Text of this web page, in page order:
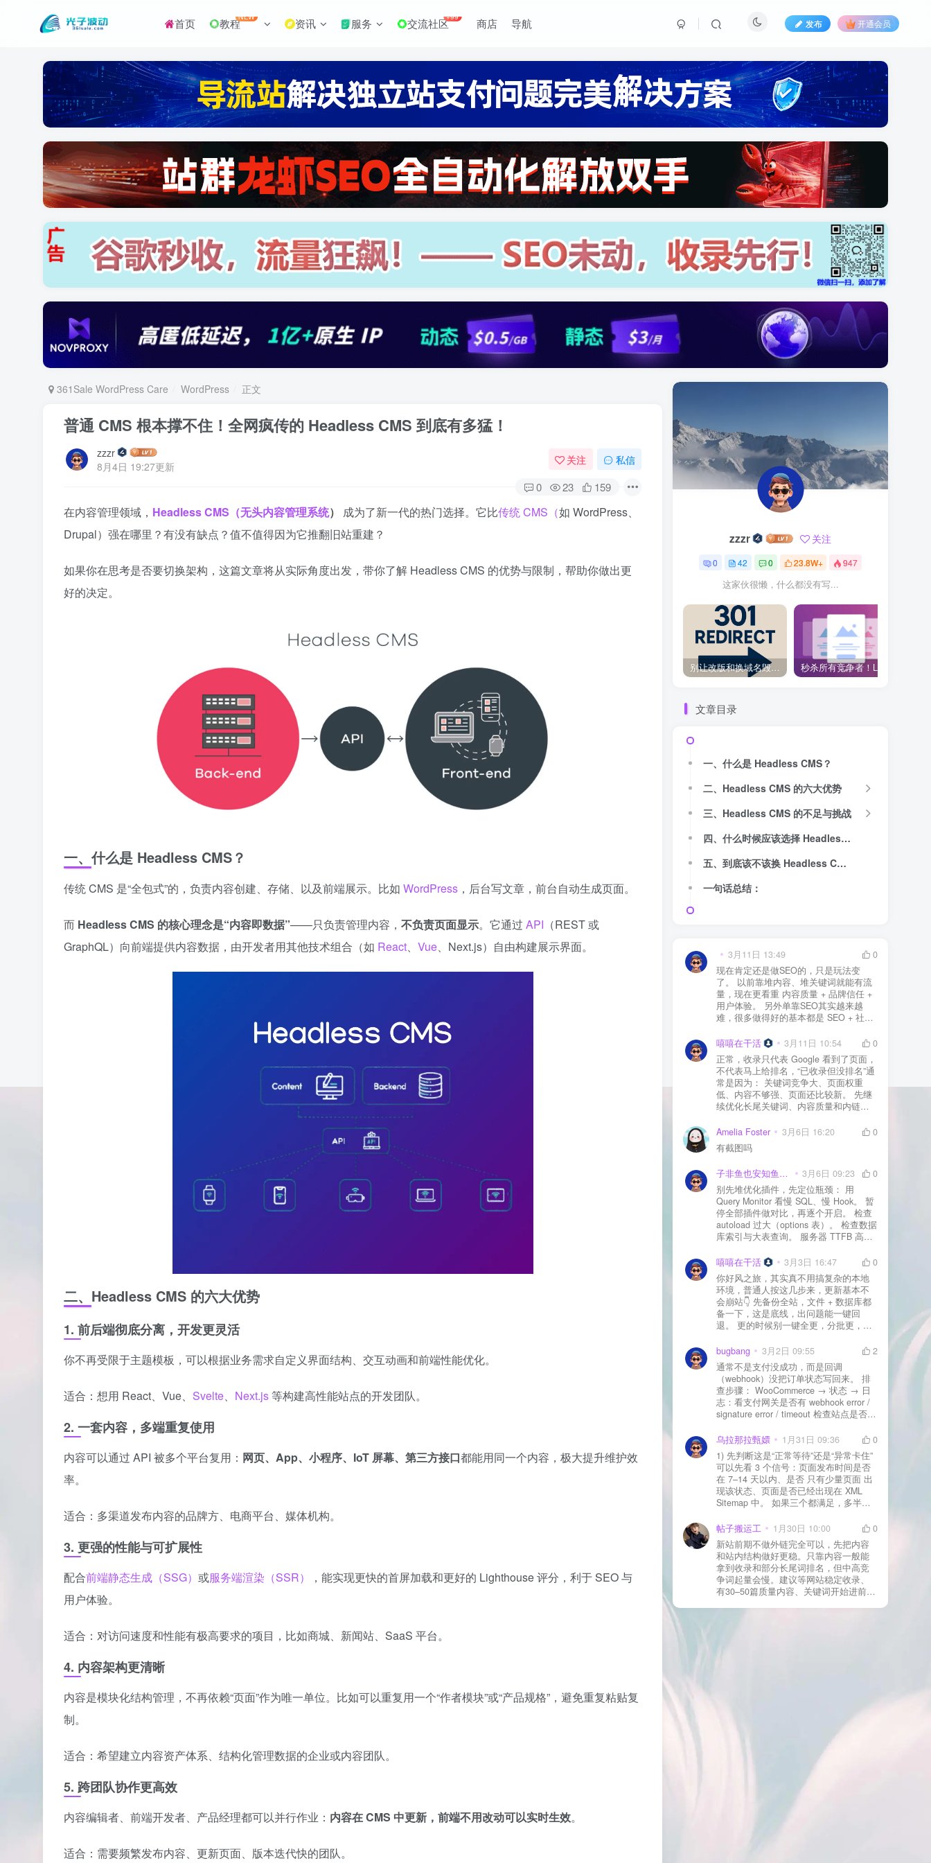
首页 教程NEW 资讯 服务 交流社区+99 商店 导航 发布 开通会员
361Sale WordPress Care WordPress 正文
普通 CMS 根本撑不住！全网疯传的 Headless CMS 到底有多猛！
zzzr
8月4日 19:27更新
关注 私信
0 23 159
在内容管理领域， Headless CMS（无头内容管理系统） 成为了新一代的热门选择。它比传统 CMS（如 WordPress、
Drupal）强在哪里？有没有缺点？值不值得因为它推翻旧站重建？
如果你在思考是否要切换架构，这篇文章将从实际角度出发，带你了解 Headless CMS 的优势与限制，帮助你做出更
好的决定。
一、什么是 Headless CMS？
传统 CMS 是“全包式”的，负责内容创建、存储、以及前端展示。比如 WordPress ，后台写文章，前台自动生成页面。
而 Headless CMS 的核心理念是“内容即数据”——只负责管理内容， 不负责页面显示。它通过 API （REST 或
GraphQL）向前端提供内容数据，由开发者用其他技术组合（如 React、 Vue、Next.js）自由构建展示界面。
二、Headless CMS 的六大优势
1. 前后端彻底分离，开发更灵活
你不再受限于主题模板，可以根据业务需求自定义界面结构、交互动画和前端性能优化。
适合：想用 React、Vue、 Svelte、 Next.js 等构建高性能站点的开发团队。
2. 一套内容，多端重复使用
内容可以通过 API 被多个平台复用： 网页、App、小程序、IoT 屏幕、第三方接口都能用同一个内容，极大提升维护效
率。
适合：多渠道发布内容的品牌方、电商平台、媒体机构。
3. 更强的性能与可扩展性
配合前端静态生成（SSG） 或服务端渲染（SSR）
，能实现更快的首屏加载和更好的 Lighthouse 评分，利于 SEO 与
用户体验。
适合：对访问速度和性能有极高要求的项目，比如商城、新闻站、SaaS 平台。
4. 内容架构更清晰
内容是模块化结构管理，不再依赖“页面”作为唯一单位。比如可以重复用一个“作者模块”或“产品规格”，避免重复粘贴复
制。
适合：希望建立内容资产体系、结构化管理数据的企业或内容团队。
5. 跨团队协作更高效
内容编辑者、前端开发者、产品经理都可以并行作业： 内容在 CMS 中更新，前端不用改动可以实时生效。
适合：需要频繁发布内容、更新页面、版本迭代快的团队。
zzzr 关注
0 42 0 23.8W+ 947
这家伙很懒，什么都没有写...
别让改版和换域名毁了你的 SEO！301 重定向是你的流量保护神
文章目录
一、什么是 Headless CMS？
二、Headless CMS 的六大优势
三、Headless CMS 的不足与挑战
四、什么时候应该选择 Headless CMS？
五、到底该不该换 Headless CMS？
一句话总结：
3月11日 13:49
0
现在肯定还是做SEO的，只是玩法变
了。 以前靠堆内容、堆关键词就能有流
量，现在更看重 内容质量 + 品牌信任 +
用户体验。 另外单靠SEO其实越来越
难，很多做得好的基本都是 SEO + 社媒
质还是一个长期获客渠道，但不能再当
成唯一渠道了。
嘻嘻在干活 3月11日 10:54
0
正常，收录只代表 Google 看到了页面，
不代表马上给排名，“已收录但没排名”通
常是因为： 关键词竞争大、页面权重
低、内容不够强、页面还比较新。 先继
续优化长尾关键词、内容质量和内链，
Amelia Foster
3月6日 16:20
0
有截图吗
子非鱼也安知鱼之乐 3月6日 09:23
0
别先堆优化插件，先定位瓶颈： 用
Query Monitor 看慢 SQL、慢 Hook。 暂
停全部插件做对比，再逐个开启。 检查
autoload 过大（options 表）。 检查数据
库索引与大表查询。 服务器 TTFB 高就
嘻嘻在干活
3月3日 16:47
0
你好风之旅，其实真不用搞复杂的本地
环境，普通人按这几步来，更新基本不
会崩站👇 先备份全站，文件 + 数据库都
备一下，这是底线，出问题能一键回
退。 更的时候别一键全更，分批更，先
立刻清缓存，去前台检查首页、文章
页、按钮、表单这些关键位置。 最好再
装个支持版本回滚的插件，万一崩了，
一秒切回旧版。 总结来说：先备份、分
批更、更完查、留退路，稳得很✅😎希望
能帮到你
bugbang 3月2日 09:55
2
通常不是支付没成功，而是回调
（webhook）没把订单状态写回来。 排
查步骤： WooCommerce → 状态 → 日
志：看支付网关是否有 webhook error /
signature error / timeout 检查站点是否被
全插件） 检查是否启用了“缓存结账页/接
口路径”（结账页和回调接口不应缓存）
看服务器错误日志是否有 500/致命错误
导致回调执行中断 解决方案： 放行 wp-
json、wc-api、支付网关回调 URL（按网
关文档配置） 关闭结账页的缓存与 JS
合并压缩测试一次 若使用 Cloudflare：
则
乌拉那拉甄嬛 1月31日 09:36
0
1) 先判断这是“正常等待”还是“异常卡住”
可以先看 3 个信号：页面发布时间是否
在 7–14 天以内、是否 只有少量页面 出
现该状态、页面是否已经出现在 XML
Sitemap 中。 如果三个都满足，多半属
手。 2) 什么情况下“等”是没用的？ 以下
情况基本不会靠时间自动解决：页面几
乎没有内链（孤立页）、内容与站内已
有页面高度相似、canonical 指向了别的
URL、同一主题短时间发布太多相似文
章。 这种情况下，Google 已经抓取，但
判断“当前不值得进入索引”。 3) 最有效
的人工干预方式（不折腾） 优先做这 3
确认 canonical 为自指，避免被判定为重
关键词、随意改 URL 或标题 这些操作会
让 Google 重新评估页面稳定性，反而拖
慢收录。 5) 一个实用判断标准 如果一篇
文章：已被抓取、没有 noindex / robots
问题、有至少 1–2 条相关内链、内容明
显解决了一个独立问题，那它 是否被收
录，只是时间问题，不是插件问题。
帖子搬运工 1月30日 10:00
0
新站前期不做外链完全可以，先把内容
和站内结构做好更稳。只靠内容一般能
拿到收录和部分长尾词排名，但中高竞
争词起量会慢。建议等网站稳定收录、
有30–50篇质量内容、关键词开始进前